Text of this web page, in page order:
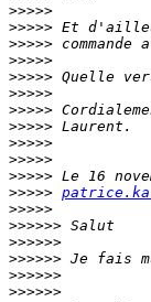
>>>>>
>>>>>
>>>>>
>>>>>
>>>>>
>>>>>
>>>>>
>>>>>
>>>>>
>>>>>
>>>>>
>>>>>
>>>>>
>>>>>>
>>>>>>
>>>>>>
>>>>>>
>>>>>>